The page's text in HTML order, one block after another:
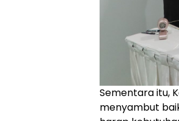
Sementara itu,
menyambut